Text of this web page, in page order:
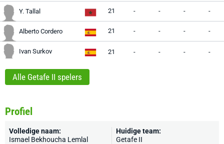
Y. Tallal 21 - - - -
Alberto Cordero 21 - - - -
Ivan Surkov 21 - - - -
Alle Getafe II spelers
Profiel
Volledige naam:
Ismael Bekhoucha Lemlal
Huidige team:
Getafe II